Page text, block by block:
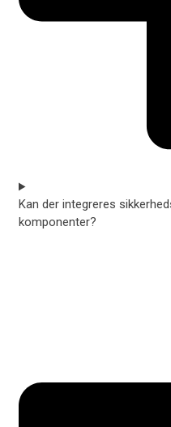
Kan der integreres
komponenter?